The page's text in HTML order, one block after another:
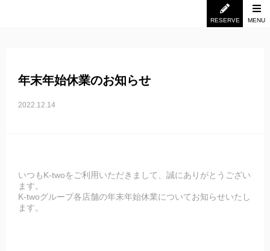
RESERVE MENU
年末年始休業のお知らせ
2022.12.14
いつもK-twoをご利用いただきまして、誠にありがとうござい
ます。
K-twoグループ各店舗の年末年始休業についてお知らせいたし
ます。